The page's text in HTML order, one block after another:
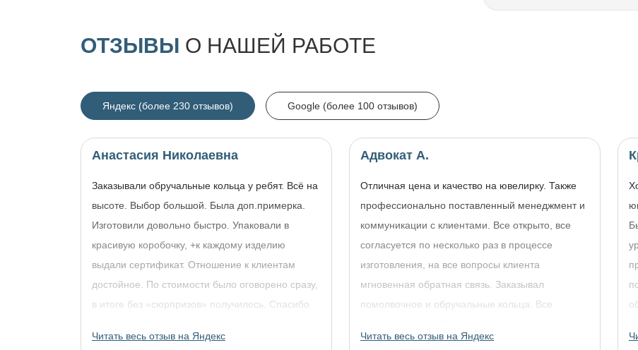
ОТЗЫВЫ О НАШЕЙ РАБОТЕ
Яндекс (более 230 отзывов) Google (более 100 отзывов)
Анастасия Николаевна
Заказывали обручальные кольца у ребят. Всё на
высоте. Выбор большой. Была доп.примерка.
Изготовили довольно быстро. Упаковали в
красивую коробочку, +к каждому изделию
выдали сертификат. Отношение к клиентам
достойное. По стоимости было оговорено сразу,
в итоге без «сюрпризов» получилось. Спасибо
украшениями!
Читать весь отзыв на Яндекс
Адвокат А.
Отличная цена и качество на ювелирку. Также
профессионально поставленный менеджмент и
коммуникации с клиентами. Все открыто, все
согласуется по несколько раз в процессе
изготовления, на все вопросы клиента
мгновенная обратная связь. Заказывал
помолвочное и обручальные кольца. Все
Читать весь отзыв на Яндекс